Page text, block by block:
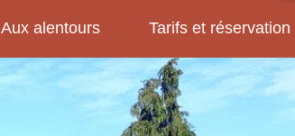
Aux alentours Tarifs et réservation